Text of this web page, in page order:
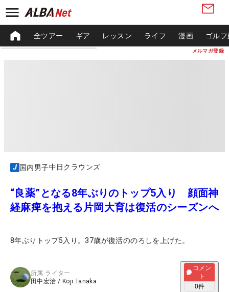
メルマガ登録
全ツアー ギア レッスン ライフ 漫画 ゴル
国内男子中日クラウンズ
“良薬”となる8年ぶりのトップ5入り 顔面神
経麻痺を抱える片岡大育は復活のシーズンへ
8年ぶりトップ5入り。37歳が復活ののろしを上げた。
所属 ライター
田中宏治 / Koji Tanaka
コメン
ト
0件